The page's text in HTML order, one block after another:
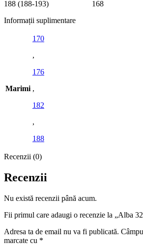
188 (188-193)
Informații suplimentare
Marimi
170
,
176
,
182
,
188
Recenzii (0)
Recenzii
Nu există recenzii până acum.
Fii primul care adaugi o recenzie la „Alba
Adresa ta de email nu va fi publicată.
marcate cu *